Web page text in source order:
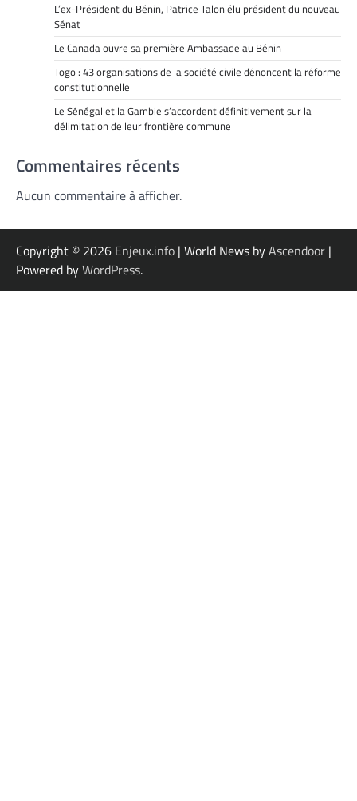
L’ex-Président du Bénin, Patrice Talon élu président du nouveau
Sénat
Le Canada ouvre sa première Ambassade au Bénin
Togo : 43 organisations de la société civile dénoncent la réforme
constitutionnelle
Le Sénégal et la Gambie s’accordent définitivement sur la
délimitation de leur frontière commune
Commentaires récents
Aucun commentaire à afficher.
Copyright © 2026 Enjeux.info | World News byAscendoor |
Powered byWordPress.